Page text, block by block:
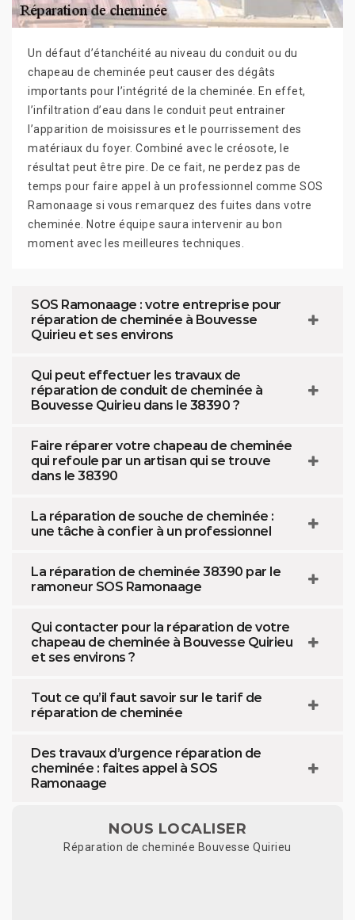
Un défaut d’étanchéité au niveau du conduit ou du
chapeau de cheminée peut causer des dégâts
importants pour l’intégrité de la cheminée. En effet,
l’infiltration d’eau dans le conduit peut entrainer
l’apparition de moisissures et le pourrissement des
matériaux du foyer. Combiné avec le créosote, le
résultat peut être pire. De ce fait, ne perdez pas de
temps pour faire appel à un professionnel comme SOS
Ramonaage si vous remarquez des fuites dans votre
cheminée. Notre équipe saura intervenir au bon
moment avec les meilleures techniques.
SOS Ramonaage : votre entreprise pour
réparation de cheminée à Bouvesse
Quirieu et ses environs
Qui peut effectuer les travaux de
réparation de conduit de cheminée à
Bouvesse Quirieu dans le 38390 ?
Faire réparer votre chapeau de cheminée
qui refoule par un artisan qui se trouve
dans le 38390
La réparation de souche de cheminée :
une tâche à confier à un professionnel
La réparation de cheminée 38390 par le
ramoneur SOS Ramonaage
Qui contacter pour la réparation de votre
chapeau de cheminée à Bouvesse Quirieu
et ses environs ?
Tout ce qu’il faut savoir sur le tarif de
réparation de cheminée
Des travaux d’urgence réparation de
cheminée : faites appel à SOS
Ramonaage
NOUS LOCALISER
Réparation de cheminée Bouvesse Quirieu